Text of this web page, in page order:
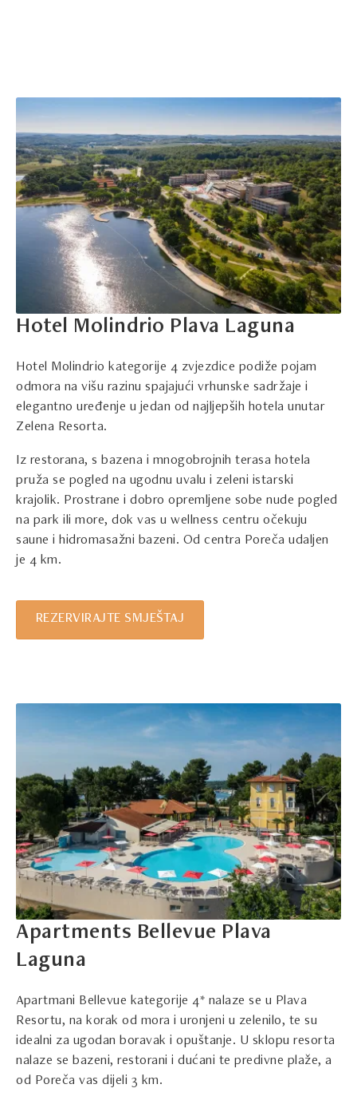
Hotel Molindrio Plava Laguna
Hotel Molindrio kategorije 4 zvjezdice podiže pojam
odmora na višu razinu spajajući vrhunske sadržaje i
elegantno uređenje u jedan od najljepših hotela unutar
Zelena Resorta.
Iz restorana, s bazena i mnogobrojnih terasa hotela
pruža se pogled na ugodnu uvalu i zeleni istarski
krajolik. Prostrane i dobro opremljene sobe nude pogled
na park ili more, dok vas u wellness centru očekuju
saune i hidromasažni bazeni. Od centra Poreča udaljen
je 4 km.
REZERVIRAJTE SMJEŠTAJ
Apartments Bellevue Plava
Laguna
Apartmani Bellevue kategorije 4* nalaze se u Plava
Resortu, na korak od mora i uronjeni u zelenilo, te su
idealni za ugodan boravak i opuštanje. U sklopu resorta
nalaze se bazeni, restorani i dućani te predivne plaže, a
od Poreča vas dijeli 3 km.